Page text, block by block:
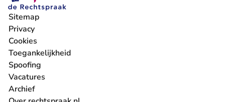
Sitemap
Privacy
Cookies
Toegankelijkheid
Spoofing
Vacatures
- U verlaat Rechtspraak.nl
Archief